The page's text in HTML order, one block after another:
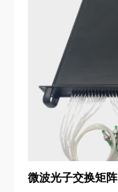
微波光子交换矩阵